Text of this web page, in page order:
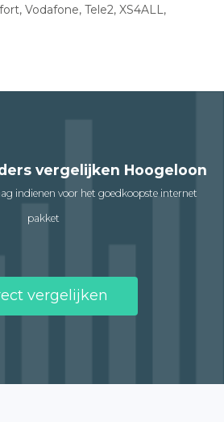
Vodafone, Tele2, XS4ALL,
vergelijken Hoogeloon
indienen voor het goedkoopste internet
pakket
vergelijken